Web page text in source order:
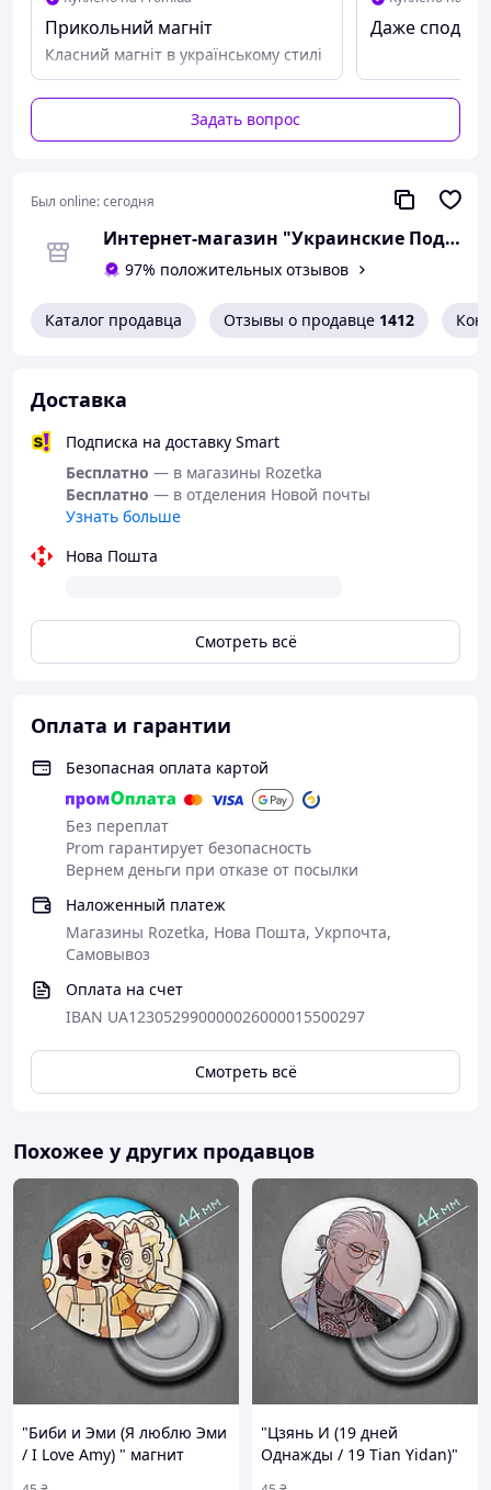
Прикольний магніт
Класний магніт в українському стилі
Даже
Задать вопрос
Был online:сегодня
Интернет-магазин "Украинские Подарки"
97% положительных отзывов
Каталог продавца Отзывы о продавце 1412
Доставка
Подписка на доставку Smart
Бесплатно — в магазины Rozetka
Бесплатно — в отделения Новой почты
Узнать больше
Нова Пошта
Смотреть всё
Оплата и гарантии
Безопасная оплата картой
Без переплат
Prom гарантирует безопасность
Вернем деньги при отказе от посылки
Наложенный платеж
Магазины Rozetka, Нова Пошта, Укрпочта,
Самовывоз
Оплата на счет
IBAN UA123052990000026000015500297
Смотреть всё
Похожее у других продавцов
"Биби и Эми (Я люблю Эми
/ I Love Amy) " магнит
"Цзянь И (19 дней
Однажды / 19 Tian Yidan)"